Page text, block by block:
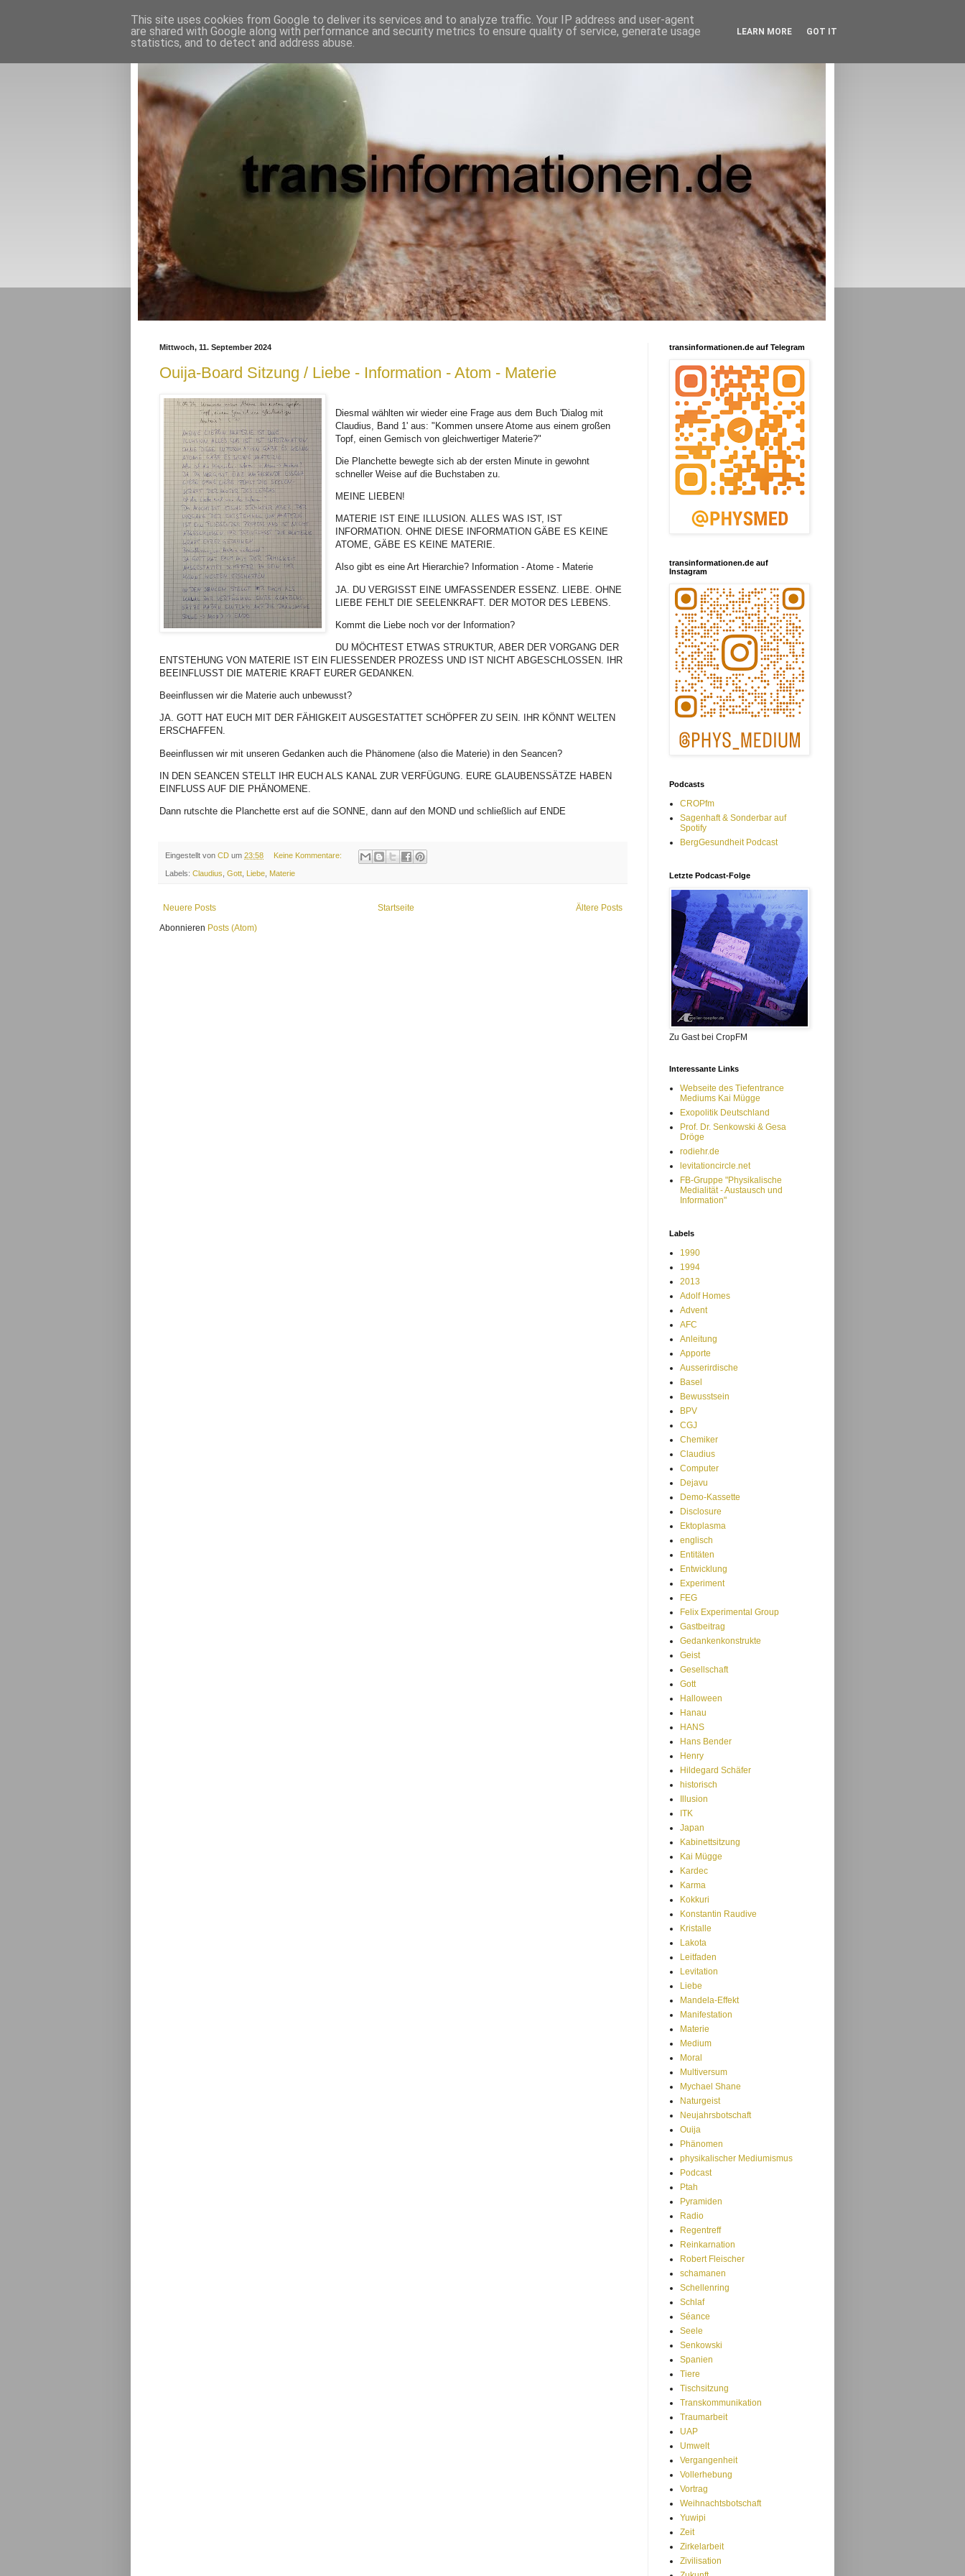
Mittwoch, 11. September 2024
Ouija-Board Sitzung / Liebe - Information - Atom - Materie
Diesmal wählten wir wieder eine Frage aus dem Buch 'Dialog mit
Claudius, Band 1' aus: "Kommen unsere Atome aus einem großen
Topf, einen Gemisch von gleichwertiger Materie?"
Die Planchette bewegte sich ab der ersten Minute in gewohnt
schneller Weise auf die Buchstaben zu.
MEINE LIEBEN!
MATERIE IST EINE ILLUSION. ALLES WAS IST, IST
INFORMATION. OHNE DIESE INFORMATION GÄBE ES KEINE
ATOME, GÄBE ES KEINE MATERIE.
Also gibt es eine Art Hierarchie? Information - Atome - Materie
JA. DU VERGISST EINE UMFASSENDER ESSENZ. LIEBE. OHNE
LIEBE FEHLT DIE SEELENKRAFT. DER MOTOR DES LEBENS.
Kommt die Liebe noch vor der Information?
DU MÖCHTEST ETWAS STRUKTUR, ABER DER VORGANG DER
ENTSTEHUNG VON MATERIE IST EIN FLIESSENDER PROZESS UND IST NICHT ABGESCHLOSSEN. IHR
BEEINFLUSST DIE MATERIE KRAFT EURER GEDANKEN.
Beeinflussen wir die Materie auch unbewusst?
JA. GOTT HAT EUCH MIT DER FÄHIGKEIT AUSGESTATTET SCHÖPFER ZU SEIN. IHR KÖNNT WELTEN
ERSCHAFFEN.
Beeinflussen wir mit unseren Gedanken auch die Phänomene (also die Materie) in den Seancen?
IN DEN SEANCEN STELLT IHR EUCH ALS KANAL ZUR VERFÜGUNG. EURE GLAUBENSSÄTZE HABEN
EINFLUSS AUF DIE PHÄNOMENE.
Dann rutschte die Planchette erst auf die SONNE, dann auf den MOND und schließlich auf ENDE
Eingestellt von CD um 23:58 Keine Kommentare:
Labels: Claudius Gott Liebe Materie
Neuere Posts Ältere Posts
Startseite
Abonnieren Posts (Atom)
transinformationen.de auf Telegram
transinformationen.de auf
Instagram
Podcasts
CROPfm
Sagenhaft & Sonderbar auf
Spotify
BergGesundheit Podcast
Letzte Podcast-Folge
Zu Gast bei CropFM
Interessante Links
Webseite des Tiefentrance
Mediums Kai Mügge
Exopolitik Deutschland
Prof. Dr. Senkowski & Gesa
Dröge
rodiehr.de
levitationcircle.net
FB-Gruppe "Physikalische
Medialität - Austausch und
Information"
Labels
1990
1994
2013
Adolf Homes
Advent
AFC
Anleitung
Apporte
Ausserirdische
Basel
Bewusstsein
BPV
CGJ
Chemiker
Claudius
Computer
Dejavu
Demo-Kassette
Disclosure
Ektoplasma
englisch
Entitäten
Entwicklung
Experiment
FEG
Felix Experimental Group
Gastbeitrag
Gedankenkonstrukte
Geist
Gesellschaft
Gott
Halloween
Hanau
HANS
Hans Bender
Henry
Hildegard Schäfer
historisch
Illusion
ITK
Japan
Kabinettsitzung
Kai Mügge
Kardec
Karma
Kokkuri
Konstantin Raudive
Kristalle
Lakota
Leitfaden
Levitation
Liebe
Mandela-Effekt
Manifestation
Materie
Medium
Moral
Multiversum
Mychael Shane
Naturgeist
Neujahrsbotschaft
Ouija
Phänomen
physikalischer Mediumismus
Podcast
Ptah
Pyramiden
Radio
Regentreff
Reinkarnation
Robert Fleischer
schamanen
Schellenring
Schlaf
Séance
Seele
Senkowski
Spanien
Tiere
Tischsitzung
Transkommunikation
Traumarbeit
UAP
Umwelt
Vergangenheit
Vollerhebung
Vortrag
Weihnachtsbotschaft
Yuwipi
Zeit
Zirkelarbeit
Zivilisation
This site uses cookies from Google to deliver its services and to analyze traffic. Your IP address and user-agent
are shared with Google along with performance and security metrics to ensure quality of service, generate usage
statistics, and to detect and address abuse.
LEARN MORE GOT IT